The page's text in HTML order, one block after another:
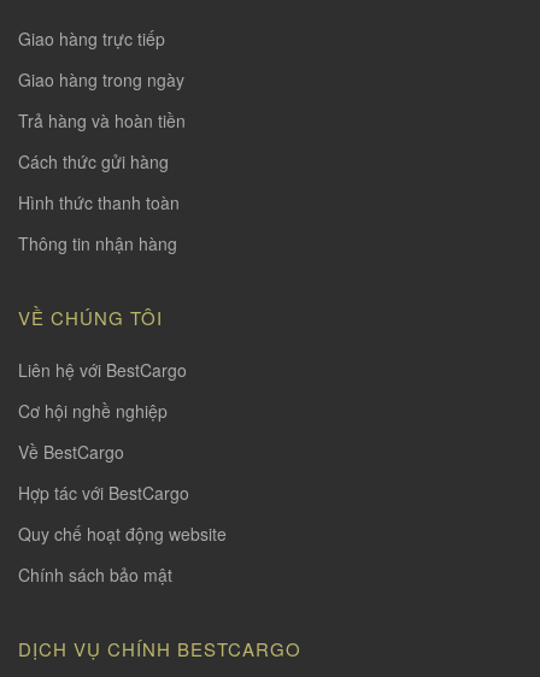
Giao hàng trực tiếp
Giao hàng trong ngày
Trả hàng và hoàn tiền
Cách thức gửi hàng
Hình thức thanh toàn
Thông tin nhận hàng
VỀ CHÚNG TÔI
Liên hệ với BestCargo
Cơ hội nghề nghiệp
Về BestCargo
Hợp tác với BestCargo
Quy chế hoạt động website
Chính sách bảo mật
DỊCH VỤ CHÍNH BESTCARGO